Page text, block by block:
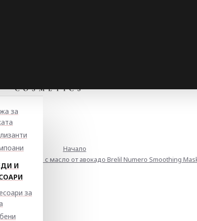
за
И
за
Начало
маска с масло от авокадо Brelil Numero Smoothing